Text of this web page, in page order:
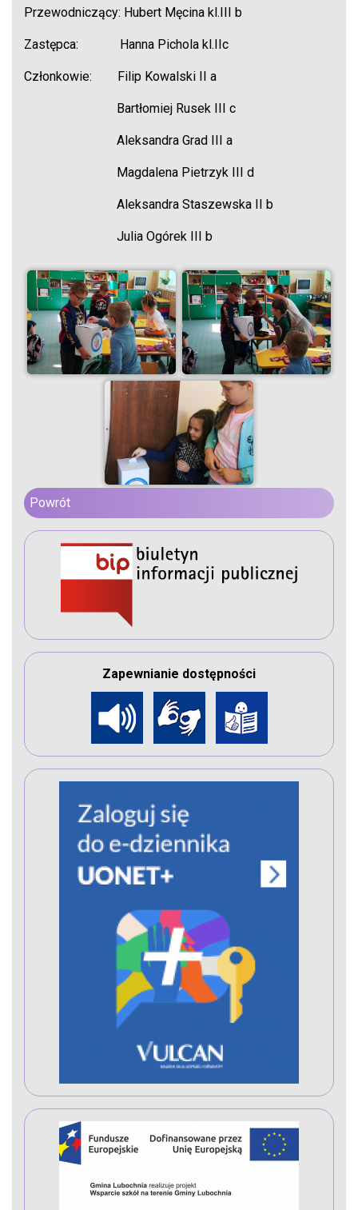
Przewodniczący: Hubert Męcina kl.III b
Zastępca: Hanna Pichola kl.IIc
Członkowie: Filip Kowalski II a
Bartłomiej Rusek III c
Aleksandra Grad III a
Magdalena Pietrzyk III d
Aleksandra Staszewska II b
Julia Ogórek III b
Powrót
Zapewnianie dostępności